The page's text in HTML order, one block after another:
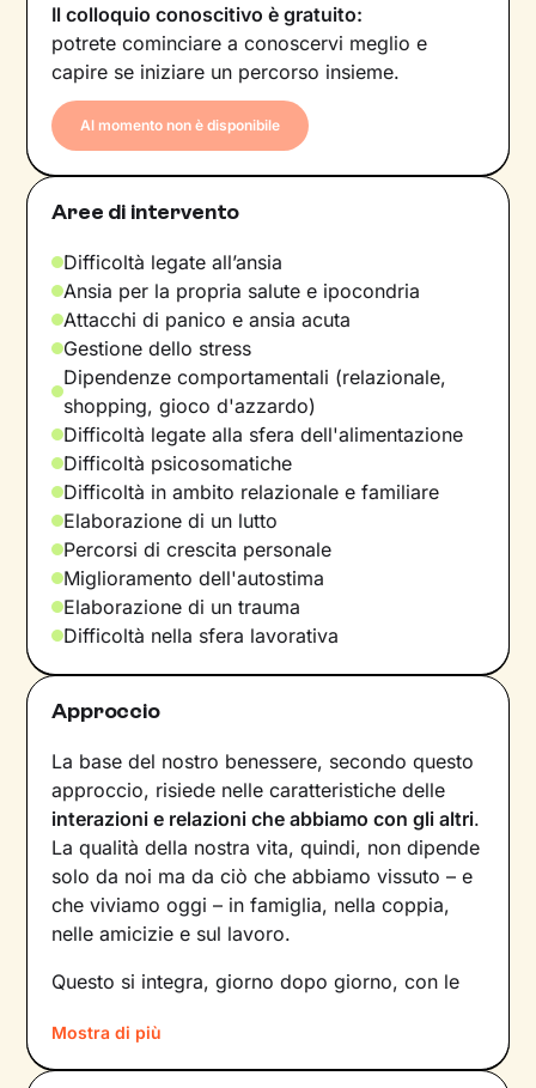
Il colloquio conoscitivo è gratuito:
potrete cominciare a conoscervi meglio e
capire se iniziare un percorso insieme.
Al momento non è disponibile
Aree di intervento
Difficoltà legate all’ansia
Ansia per la propria salute e ipocondria
Attacchi di panico e ansia acuta
Gestione dello stress
Dipendenze comportamentali (relazionale,
shopping, gioco d'azzardo)
Difficoltà legate alla sfera dell'alimentazione
Difficoltà psicosomatiche
Difficoltà in ambito relazionale e familiare
Elaborazione di un lutto
Percorsi di crescita personale
Miglioramento dell'autostima
Elaborazione di un trauma
Difficoltà nella sfera lavorativa
Approccio
La base del nostro benessere, secondo questo
approccio, risiede nelle caratteristiche delle
interazioni e relazioni che abbiamo con gli altri.
La qualità della nostra vita, quindi, non dipende
solo da noi ma da ciò che abbiamo vissuto – e
che viviamo oggi – in famiglia, nella coppia,
nelle amicizie e sul lavoro.
Questo si integra, giorno dopo giorno, con le
influire sulle
comportamentiche mettiamo in atto e sul
Mostra di più